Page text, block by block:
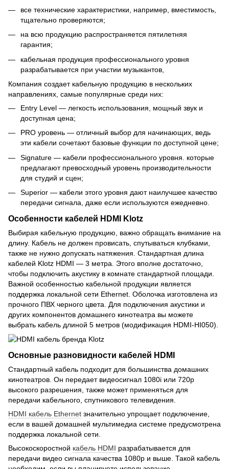
все технические характеристики, например, вместимость,
тщательно проверяются;
на всю продукцию распространяется пятилетняя
гарантия;
кабельная продукция профессионального уровня
разрабатывается при участии музыкантов,
Компания создает кабельную продукцию в нескольких
направлениях, самые популярные среди них:
Entry Level — легкость использования, мощный звук и
доступная цена;
PRO уровень — отличный выбор для начинающих, ведь
эти кабели сочетают базовые функции по доступной цене;
Signature — кабели профессионального уровня. которые
предлагают превосходный уровень производительности
для студий и сцен;
Superior — кабели этого уровня дают наилучшее качество
передачи сигнала, даже если используются ежедневно.
Особенности кабелей HDMI Klotz
Выбирая кабельную продукцию, важно обращать внимание на
длину. Кабель не должен провисать, спутываться клубками,
также не нужно допускать натяжения. Стандартная длина
кабелей Klotz HDMI — 3 метра. Этого вполне достаточно,
чтобы подключить акустику в комнате стандартной площади.
Важной особенностью кабельной продукции является
поддержка локальной сети Ethernet. Оболочка изготовлена из
прочного ПВХ черного цвета. Для подключения акустики и
других компонентов домашнего кинотеатра вы можете
выбрать кабель длиной 5 метров (модификация HDMI-HI050).
Основные разновидности кабелей HDMI
Стандартный кабель подходит для большинства домашних
кинотеатров. Он передает видеосигнал 1080i или 720p
высокого разрешения, также может применяться для
передачи кабельного, спутникового телевидения.
HDMI кабель Ethernet значительно упрощает подключение,
если в вашей домашней мультимедиа системе предусмотрена
поддержка локальной сети.
Высокоскоростной кабель HDMI разрабатывается для
передачи видео сигнала качества 1080p и выше. Такой кабель